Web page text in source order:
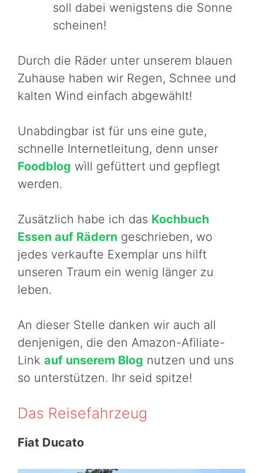
soll dabei wenigstens die Sonne
scheinen!
Durch die Räder unter unserem blauen
Zuhause haben wir Regen, Schnee und
kalten Wind einfach abgewählt!
Unabdingbar ist für uns eine gute,
schnelle Internetleitung, denn unser
Foodblog wìll gefüttert und gepflegt
werden.
Zusätzlich habe ich das Kochbuch
Essen auf Rädern geschrieben, wo
jedes verkaufte Exemplar uns hilft
unseren Traum ein wenig länger zu
leben.
An dieser Stelle danken wir auch all
denjenigen, die den Amazon-Afiliate-
Link auf unserem Blog nutzen und uns
so unterstützen. Ihr seid spitze!
Das Reisefahrzeug
Fiat Ducato